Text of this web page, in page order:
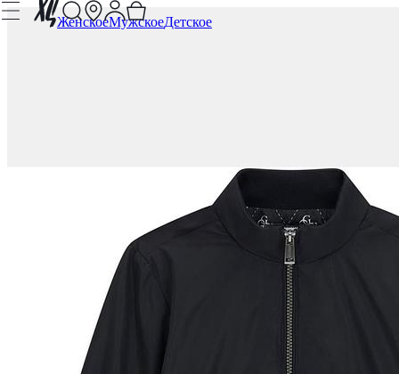
ЖенскоеМужскоеДетское